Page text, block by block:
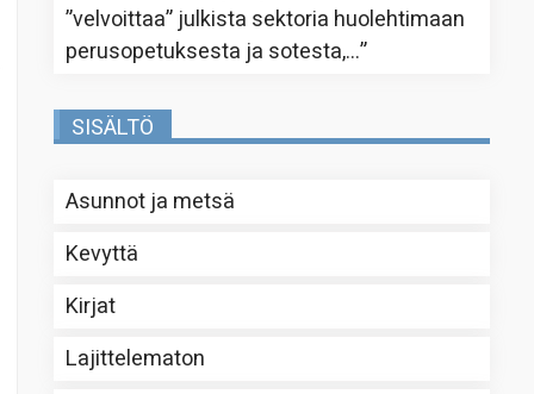
”velvoittaa” julkista sektoria huolehtimaan
perusopetuksesta ja sotesta,…”
SISÄLTÖ
Asunnot ja metsä
Kevyttä
Kirjat
Lajittelematon